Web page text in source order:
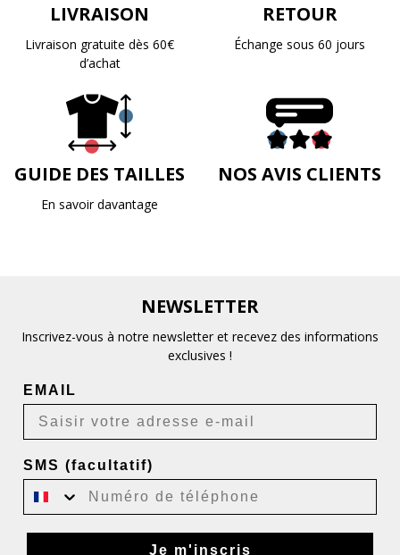
LIVRAISON
Livraison gratuite dès 60€
d’achat
RETOUR
Échange sous 60 jours
GUIDE DES TAILLES
En savoir davantage
NOS AVIS CLIENTS
NEWSLETTER
Inscrivez-vous à notre newsletter et recevez des informations
exclusives !
EMAIL
SMS (facultatif)
Je m'inscris